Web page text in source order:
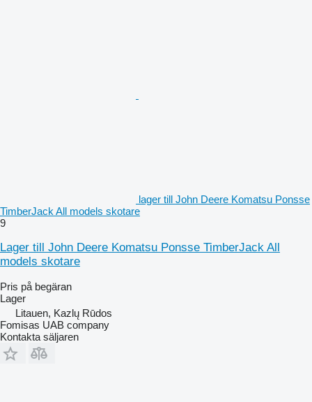
lager till John Deere Komatsu Ponsse
TimberJack All models skotare
9
Lager till John Deere Komatsu Ponsse TimberJack All
models skotare
Pris på begäran
Lager
Litauen, Kazlų Rūdos
Fomisas UAB company
Kontakta säljaren